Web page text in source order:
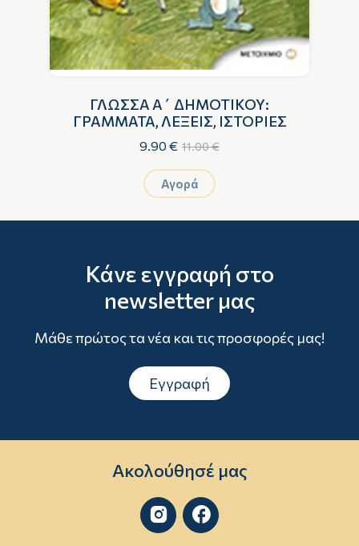
ΓΛΩΣΣΑ Α΄ ΔΗΜΟΤΙΚΟΥ:
ΓΡΑΜΜΑΤΑ, ΛΕΞΕΙΣ, ΙΣΤΟΡΙΕΣ
9.90 € 11.00 €
Αγορά
Κάνε εγγραφή στο
newsletter μας
Μάθε πρώτος τα νέα και τις προσφορές μας!
Εγγραφή
Ακολούθησέ μας
 